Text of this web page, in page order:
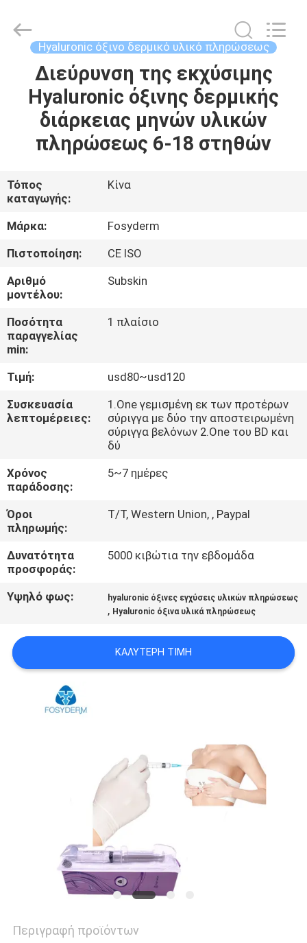
ΣΠΊΤΙ
ΠΡΟΪΌΝΤΑ
ΣΧΕΤΙΚΆ
ΜΕ
ΕΜΆΣ
ΕΠΙΣΚΈΨΕΙΣ
ΣΤΟ
ΕΡΓΟΣΤΆΣΙΟ
ΈΛΕΓΧΟΣ
ΠΟΙΌΤΗΤΑΣ
ΕΠΙΚΟΙΝΩΝΉΣΤΕ
ΜΑΖΊ
ΕΙΔΉΣΕΙΣ
ΖΗΤΉΣΤΕ
ΜΙΑ
ΠΡΟΣΦΟΡΆ
SHOPPING
ONLINE
International
Trading
Hyaluronic όξινο δερμικό υλικό πληρώσεως
Διεύρυνση της εκχύσιμης
Hyaluronic όξινης δερμικής
διάρκειας μηνών υλικών
πληρώσεως 6-18 στηθών
Τόπος
καταγωγής:
Κίνα
Μάρκα:
Fosyderm
Πιστοποίηση:
CE ISO
Αριθμό
μοντέλου:
Subskin
Ποσότητα
παραγγελίας
min:
1 πλαίσιο
Τιμή:
usd80~usd120
Συσκευασία
λεπτομέρειες:
1.One γεμισμένη εκ των προτέρων
σύριγγα με δύο την αποστειρωμένη
σύριγγα βελόνων 2.One του BD και
δύ
Χρόνος
παράδοσης:
5~7 ημέρες
Όροι
πληρωμής:
T/T, Western Union, , Paypal
Δυνατότητα
προσφοράς:
5000 κιβώτια την εβδομάδα
Υψηλό φως: hyaluronic όξινες εγχύσεις υλικών πληρώσεως
, Hyaluronic όξινα υλικά πληρώσεως
ΚΑΛΎΤΕΡΗ ΤΙΜΉ
Περιγραφή προϊόντων